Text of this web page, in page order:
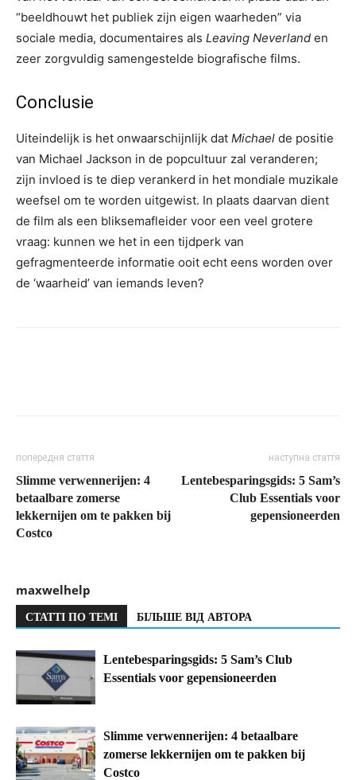
“beeldhouwt het publiek zijn eigen waarheden” via
sociale media, documentaires als Leaving Neverland en
zeer zorgvuldig samengestelde biografische films.
Conclusie
Uiteindelijk is het onwaarschijnlijk dat Michael de positie
van Michael Jackson in de popcultuur zal veranderen;
zijn invloed is te diep verankerd in het mondiale muzikale
weefsel om te worden uitgewist. In plaats daarvan dient
de film als een bliksemafleider voor een veel grotere
vraag: kunnen we het in een tijdperk van
gefragmenteerde informatie ooit echt eens worden over
de ‘waarheid’ van iemands leven?
попередня стаття
Slimme verwennerijen: 4
betaalbare zomerse
lekkernijen om te pakken bij
Costco
наступна стаття
Lentebesparingsgids: 5 Sam’s
Club Essentials voor
gepensioneerden
maxwelhelp
СТАТТІ ПО ТЕМІ БІЛЬШЕ ВІД АВТОРА
Lentebesparingsgids: 5 Sam’s Club
Essentials voor gepensioneerden
Slimme verwennerijen: 4 betaalbare
zomerse lekkernijen om te pakken bij
Costco